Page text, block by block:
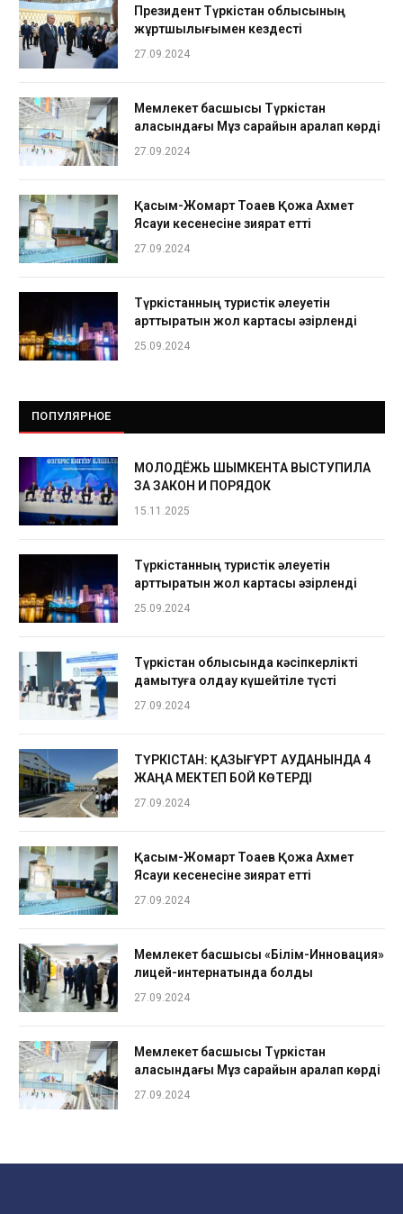
Президент Түркістан облысының
жұртшылығымен кездесті
27.09.2024
Мемлекет басшысы Түркістан
қаласындағы Мұз сарайын аралап көрді
27.09.2024
Қасым-Жомарт Тоқаев Қожа Ахмет
Ясауи кесенесіне зиярат етті
27.09.2024
Түркістанның туристік әлеуетін
арттыратын жол картасы әзірленді
25.09.2024
ПОПУЛЯРНОЕ
МОЛОДЁЖЬ ШЫМКЕНТА ВЫСТУПИЛА
ЗА ЗАКОН И ПОРЯДОК
15.11.2025
Түркістанның туристік әлеуетін
арттыратын жол картасы әзірленді
25.09.2024
Түркістан облысында кәсіпкерлікті
дамытуға қолдау күшейтіле түсті
27.09.2024
ТҮРКІСТАН: ҚАЗЫҒҰРТ АУДАНЫНДА 4
ЖАҢА МЕКТЕП БОЙ КӨТЕРДІ
27.09.2024
Қасым-Жомарт Тоқаев Қожа Ахмет
Ясауи кесенесіне зиярат етті
27.09.2024
Мемлекет басшысы «Білім-Инновация»
лицей-интернатында болды
27.09.2024
Мемлекет басшысы Түркістан
қаласындағы Мұз сарайын аралап көрді
27.09.2024